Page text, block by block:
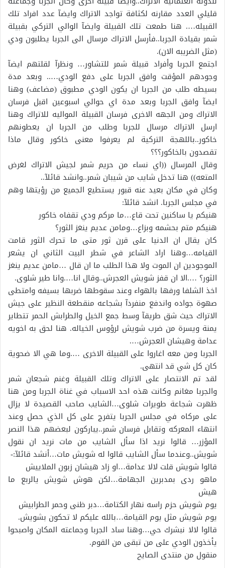
قليلي العدد مقارنه لكثافة تواجد الاتراك وايضآ عدد افراد تلك
القبيله…. هنا طمعت تلك القبيلة وايضآ الوالي التركي بقبيلة
شمر بقيادة الجربا..فأرسل الاتراك مرسال الى الجربا يطلبون ودي
(مثل الضريبه الان).
اجتمع الجربا وأفراد قبيلة شمر للتشاور… ونظرآ لقلتهم ايضآ
وجودهم المؤقت وافق الجربا على دفع الودي….. وبعد مدة
بسيطه طلب من الجربا ان يكون الودي مطبوق (مضاعف) وهنا
ايضآ وافق الجربا وبعد مدة اي حوالي اسبوعين اقبل فرسان
الاتراك ومن الجهه الاخرى فرسان القبيلة المواليه للاتراك وهنا
ارسل الاتراك مرسال للجربا وطلب من الجربا ان يعطونهم
خاكور..باللهجة التركية لم يعرفوا معنى خاكور وقال ماذا
تقصدون بالخاكور؟؟؟
وقال المرسال ((اي نساء من حريم شمر لجيش الاتراك لغرض
المتعه)) هنا تدخل شايب من شيبان شمر..وانشد قائلآ..
وكان في مكان بعيد عنه قبور يستطيع الجميع من رؤيتها وهم
في مجلس الجربا. انشد قائلآ:
هنيكم يا ساكنين تحت قاع…ما مركم ودي تقفاه خاكور
هنيكم متم بحشمه وبزاع…ومامن عديم ينغز الثور؟
كان يقال ان الدنيا على قرن ثور متى ما تحرك الثور قامت
القيامه…وهنا اراد الشاعر في شطر البيت الثاني ان يشعر
الموجودين ان الموت ولا هذا الطلب ما ان قال …مامن عديم ينغز
الثور؟ ….الا ان قفز شويش العجرش..وقال انا….وانا طير شلوى.
اخذ الشلفا ورفها بالهواء وعند سقوطها ضربها بسيفه وامتطى
صهوة جواده واندفع منفردآ بشجاعه منقطعة النظير على جيش
الاتراك حيث شق طريقآ وسط جمع الخيل والطرابش الحمر تتطاير
يمنة ويسرة من ضرب شويش لرؤوس الخياله. هنا لحق به اخويه
عدامة وهيشان العجرش….
الجربا ومن معه اغاروا على القبيلة الاخرى ….وما هي الا ضحوية
كان كل شي قد انتهى.
لقد تم الانتصار على الاتراك وتلك القبيلة وغنم شجعان شمر
والجربا مغانم وكانت هذه احد الاسباب في غناة الجربا ومن هنا
ظهرت شجاعة طويرات شلوى…الشايب صاحب القصيدة لا يزال
على مركاه في مجلس الجربا يتفرج على كل الذي حصل وعند
انتهاء المعركه وتقابل فرسان شمر..يباركون لبعضهم هذا النصر
المؤزر… قالوا نريد اذا سأل الشايب من مات نريد ان نقول
شويش..وعندما سأل الشايب قالوا له شويش مات…أنشد قائلآ:-
قالوا شويش قلت لالا عدامة…او زاد هيشان زبون الملاييش
ماهو ردى بمدبرين الجهامة…لكن هوش شويش يالربع ما
هيش
يوم شويش حزم راسه نهار الكتامة…دبر ظنى وحمر الطرابيش
يوم شويش مثل يوم القيامة…بالله عليكم لا تحكون بشويش.
قالوا لالا نبشرك حي…وهنا ساد الجربا وجماعته المكان واصبحوا
يأخذون الودي على من تبقى من القوم.
منقول من منتدى الصايح